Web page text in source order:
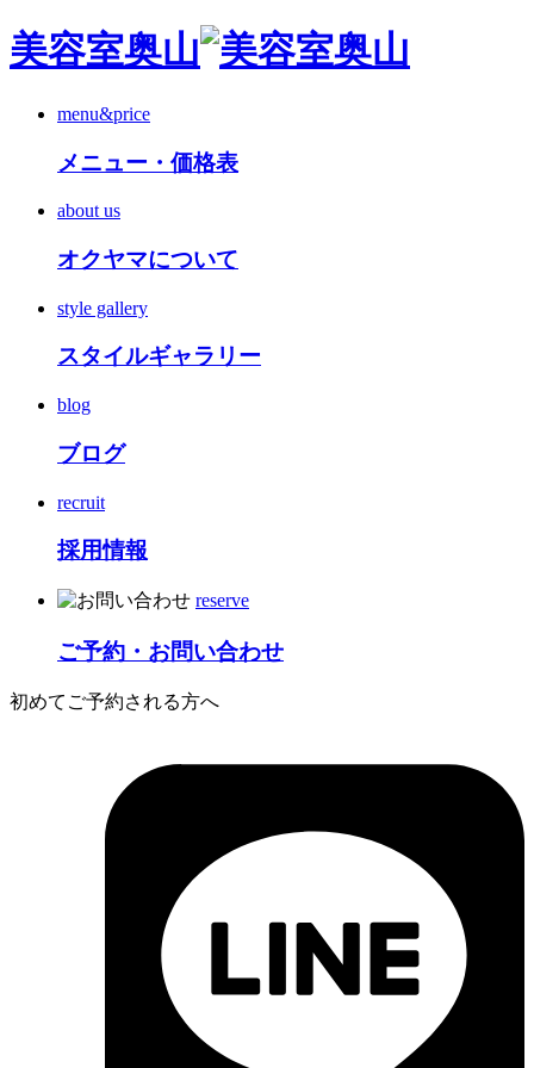
美容室奥山
menu&price
メニュー・価格表
about us
オクヤマについて
style gallery
スタイルギャラリー
blog
ブログ
recruit
採用情報
reserve
ご予約・お問い合わせ
初めてご予約される方へ